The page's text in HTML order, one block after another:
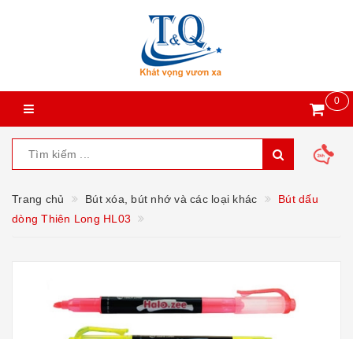
0
Trang chủ Bút xóa, bút nhớ và các loại khác
Bút dấu
dòng Thiên Long HL03